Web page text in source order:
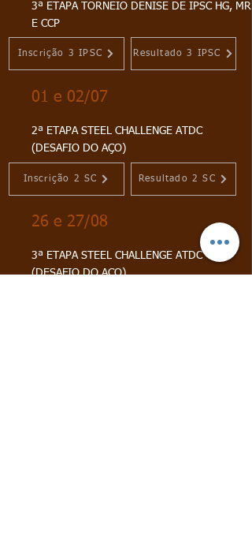
3ª ETAPA TORNEIO DENISE DE IPSC HG, MR
E CCP
01 e 02/07
2ª ETAPA STEEL CHALLENGE ATDC
(DESAFIO DO AÇO)
26 e 27/08
3ª ETAPA STEEL CHALLENGE ATDC
(DESAFIO DO AÇO)
Resultado 3 IPSC
Resultado 2 SC
Inscrição 3 IPSC
Inscrição 2 SC